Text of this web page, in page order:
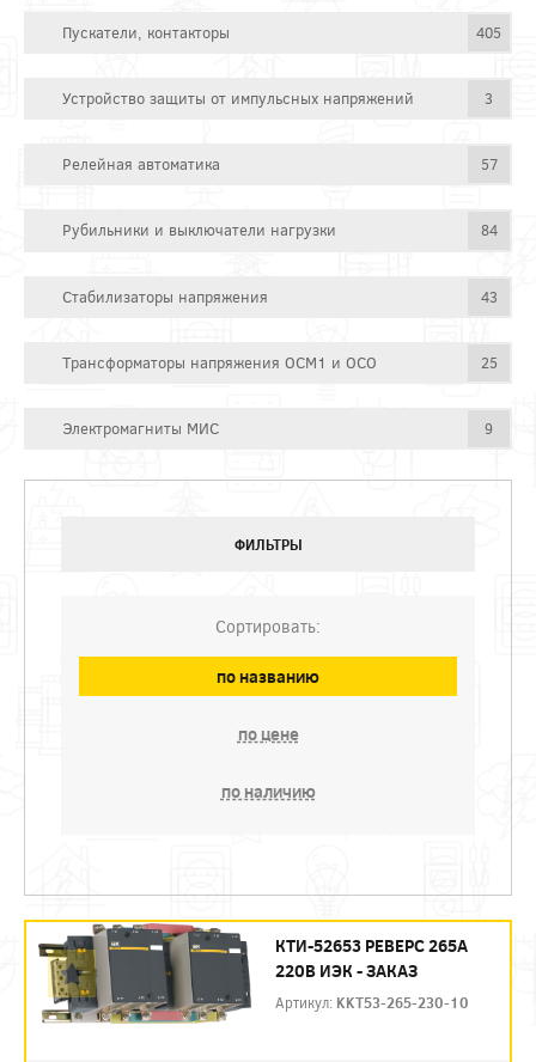
Пускатели, контакторы 405
Устройство защиты от импульсных напряжений 3
Релейная автоматика 57
Рубильники и выключатели нагрузки 84
Стабилизаторы напряжения 43
Трансформаторы напряжения ОСМ1 и ОСО 25
Электромагниты МИС 9
ФИЛЬТРЫ
Сортировать:
по названию
по цене
по наличию
КТИ-52653 РЕВЕРС 265А
220В ИЭК - ЗАКАЗ
Артикул: KKT53-265-230-10